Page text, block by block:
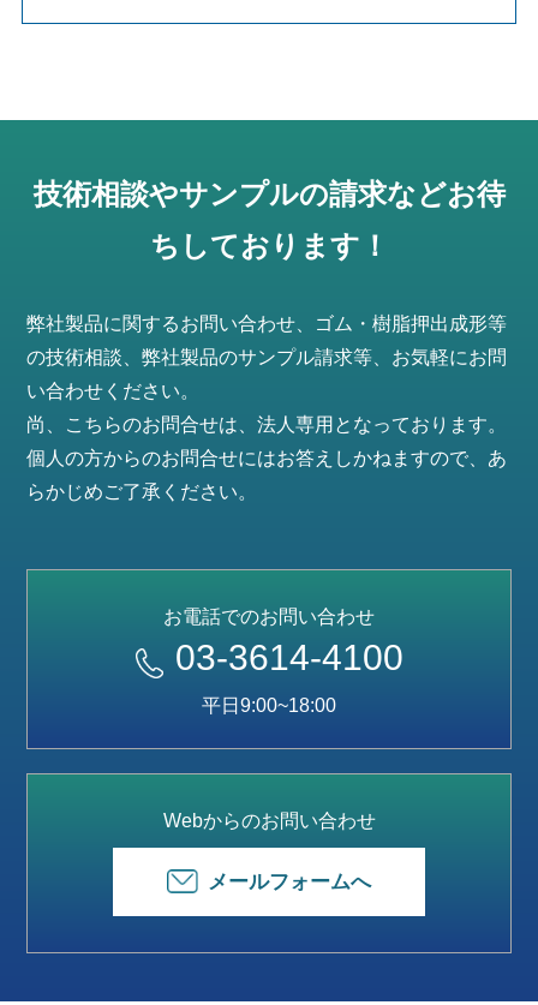
技術相談やサンプルの請求などお待
ちしております！
弊社製品に関するお問い合わせ、ゴム・樹脂押出成形等
の技術相談、弊社製品のサンプル請求等、お気軽にお問
い合わせください。
尚、こちらのお問合せは、法人専用となっております。
個人の方からのお問合せにはお答えしかねますので、あ
らかじめご了承ください。
お電話でのお問い合わせ
03-3614-4100
平日9:00~18:00
Webからのお問い合わせ
メールフォームへ